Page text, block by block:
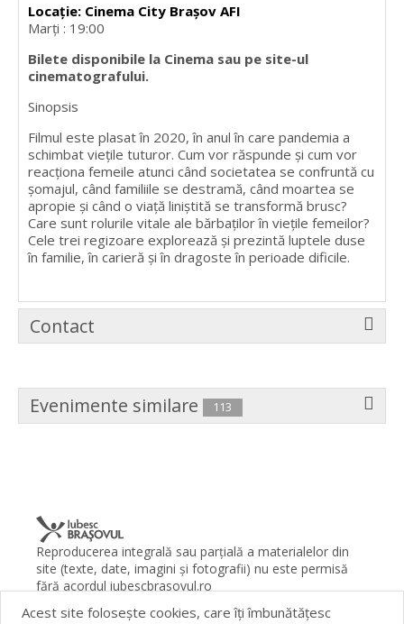
Locație: Cinema City Brașov AFI
Marţi : 19:00
Bilete disponibile la Cinema sau pe site-ul
cinematografului.
Sinopsis
Filmul este plasat în 2020, în anul în care pandemia a
schimbat vieţile tuturor. Cum vor răspunde şi cum vor
reacţiona femeile atunci când societatea se confruntă cu
şomajul, când familiile se destramă, când moartea se
apropie şi când o viaţă liniştită se transformă brusc?
Care sunt rolurile vitale ale bărbaţilor în vieţile femeilor?
Cele trei regizoare explorează şi prezintă luptele duse
în familie, în carieră şi în dragoste în perioade dificile.
Contact
Evenimente similare 113
Reproducerea integrală sau parţială a materialelor din
site (texte, date, imagini şi fotografii) nu este permisă
fără acordul iubescbrasovul.ro
Termeni şi condiţii
Contact Despre proiect FAQ
Acest site foloseşte cookies, care îţi îmbunătăţesc